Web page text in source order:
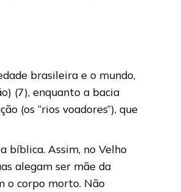
brasileira e o mundo,
(7), enquanto a bacia
(os “rios voadores”), que
bíblica. Assim, no Velho
alegam ser mãe da
o corpo morto. Não